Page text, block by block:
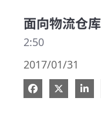
面向物流仓
2:50
2017/01/31
在 Facebook
在 X 分享
在